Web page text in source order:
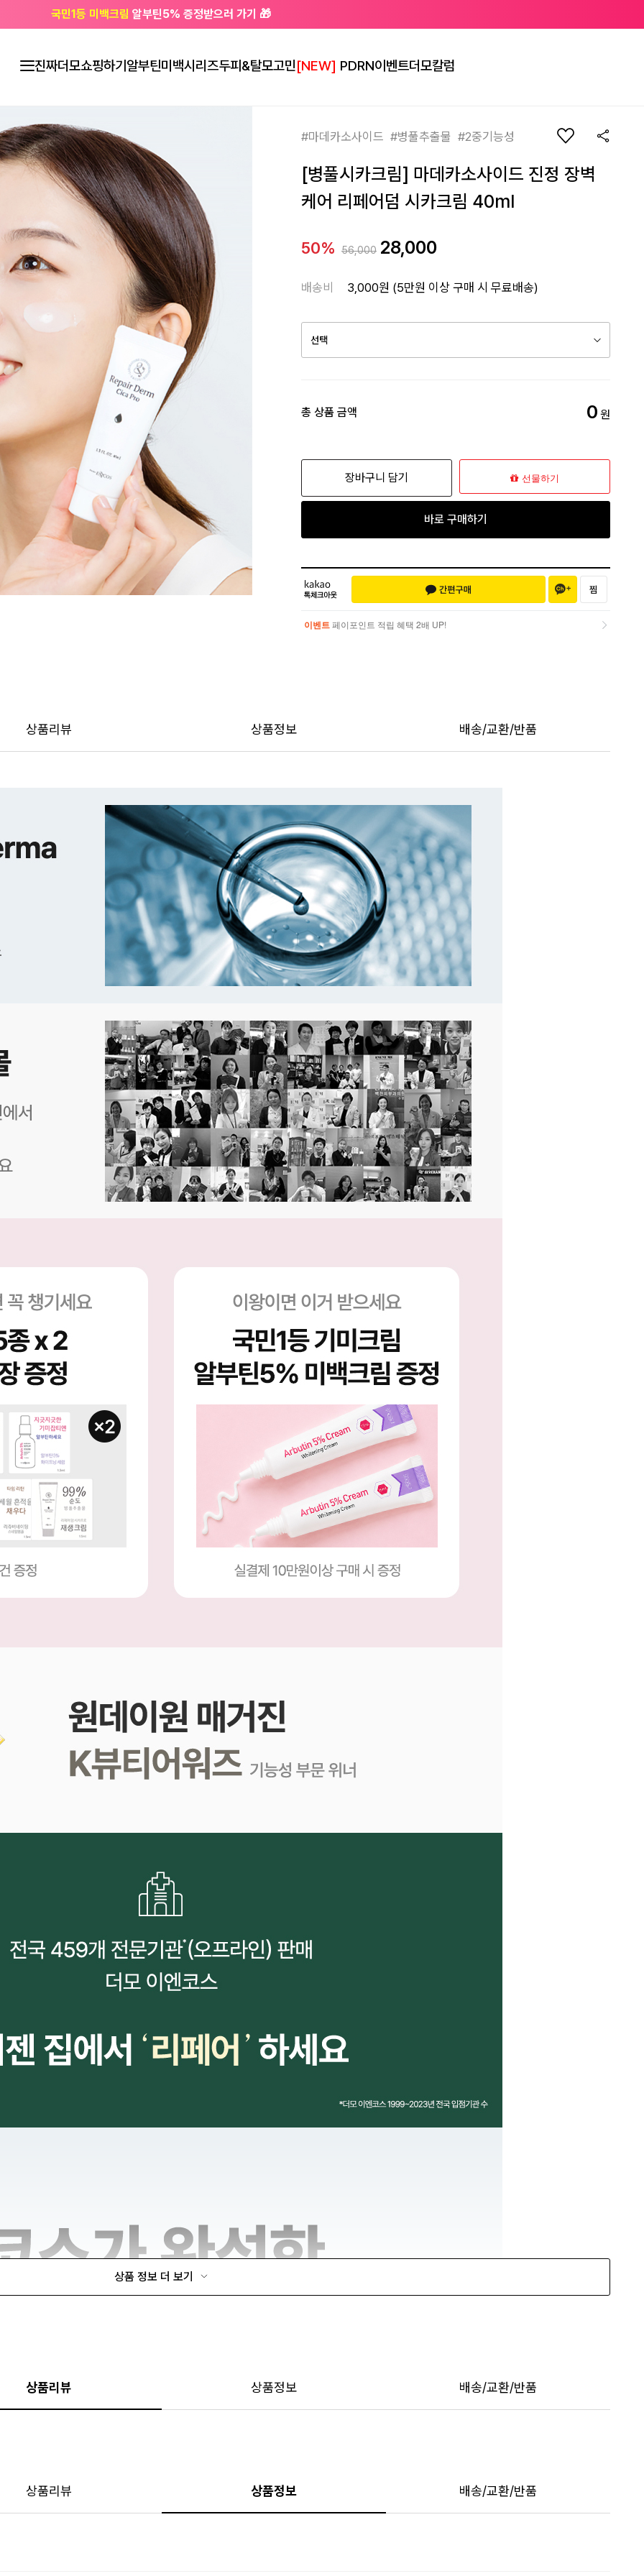
국민1등 미백크림 알부틴5% 증정받으러 가기 🎁
진짜더모쇼핑하기 알부틴미백시리즈두피&탈모고민[NEW] PDRN이벤트더모칼럼
#마데카소사이드 #병풀추출물 #2중기능성
[병풀시카크림] 마데카소사이드 진정 장벽
케어 리페어덤 시카크림 40ml
50% 56,000 28,000
배송비 3,000원 (5만원 이상 구매 시 무료배송)
총 상품 금액 0 원
장바구니 담기 선물하기
바로 구매하기
이벤트페이포인트 적립 혜택 2배 UP!
상품리뷰 상품정보 배송/교환/반품
상품 정보 더 보기
상품리뷰 상품정보 배송/교환/반품
상품리뷰 상품정보 배송/교환/반품